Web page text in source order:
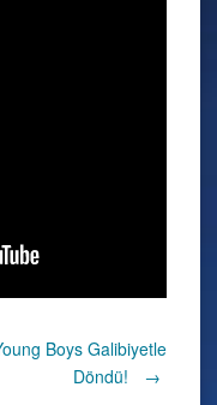
Boys Galibiyetle
Döndü!
→